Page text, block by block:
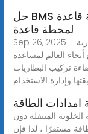
حل BMS لتخزين الطاقة في محطة قاعدة DALY
لمحطة قاعدة
Sep 26, 2025 · حل توفير حلول شاملة لنظام إدارة البطارية (BMS)
العالم لمساعدة
تركيب البطاريات
امدادات الطاقة
المتنقلة دون
مستقرًا ، لذا فإن